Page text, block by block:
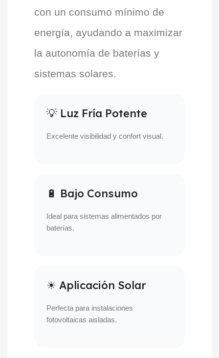
con un consumo mínimo de
energía, ayudando a maximizar
la autonomía de baterías y
sistemas solares.
💡 Luz Fría Potente
Excelente visibilidad y confort visual.
🔋 Bajo Consumo
Ideal para sistemas alimentados por
baterías.
☀ Aplicación Solar
Perfecta para instalaciones
fotovoltaicas aisladas.